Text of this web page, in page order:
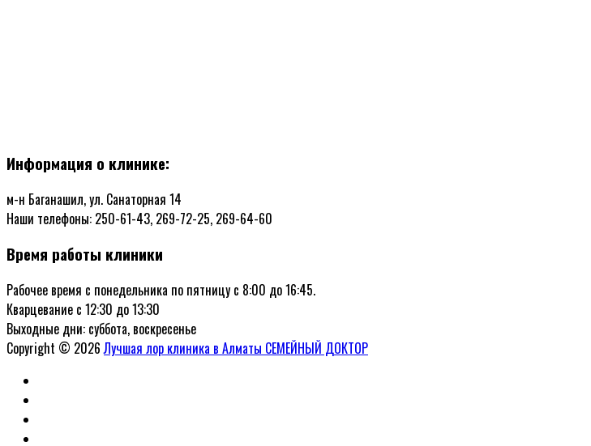
Информация о клинике:
м-н Баганашил, ул. Санаторная 14
Наши телефоны: 250-61-43, 269-72-25, 269-64-60
Время работы клиники
Рабочее время с понедельника по пятницу с 8:00 до 16:45.
Кварцевание с 12:30 до 13:30
Выходные дни: суббота, воскресенье
Copyright © 2026Лучшая лор клиника в Алматы СЕМЕЙНЫЙ ДОКТОР